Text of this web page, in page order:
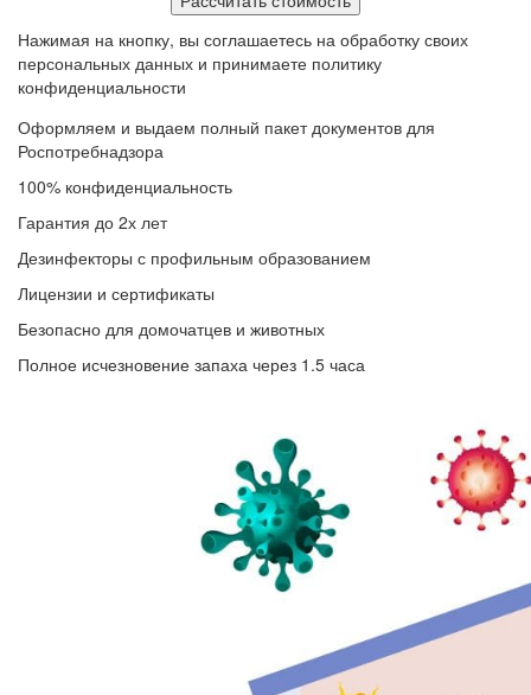
Нажимая на кнопку, вы соглашаетесь на обработку своих
персональных данных и принимаете политику
конфиденциальности
Оформляем и выдаем полный пакет документов для
Роспотребнадзора
100% конфиденциальность
Гарантия до 2х лет
Дезинфекторы с профильным образованием
Лицензии и сертификаты
Безопасно для домочатцев и животных
Полное исчезновение запаха через 1.5 часа